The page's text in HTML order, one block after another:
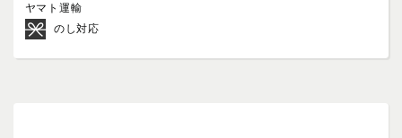
ヤマト運輸
のし対応